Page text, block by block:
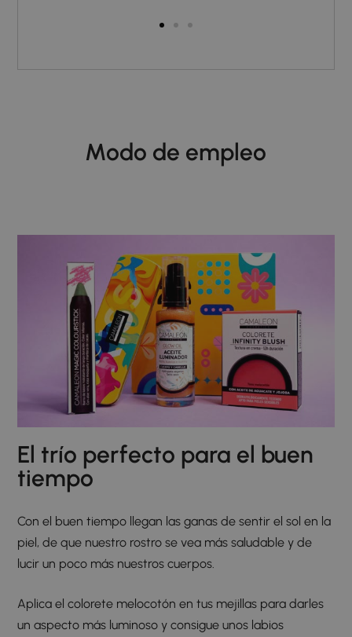
Modo de empleo
El trío perfecto para el buen
tiempo
Con el buen tiempo llegan las ganas de sentir el sol en la
piel, de que nuestro rostro se vea más saludable y de
lucir un poco más nuestros cuerpos.
Aplica el colorete melocotón en tus mejillas para darles
un aspecto más luminoso y consigue unos labios